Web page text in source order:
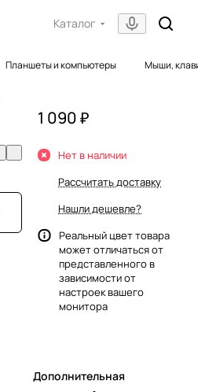
Каталог
Планшеты и компьютеры Мыши,
1 090 ₽
Нет в наличии
Рассчитать доставку
Нашли дешевле?
Реальный цвет товара
может отличаться от
представленного в
зависимости от
настроек вашего
монитора
Дополнительная